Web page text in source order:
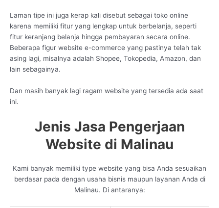
Laman tipe ini juga kerap kali disebut sebagai toko online
karena memiliki fitur yang lengkap untuk berbelanja, seperti
fitur keranjang belanja hingga pembayaran secara online.
Beberapa figur website e-commerce yang pastinya telah tak
asing lagi, misalnya adalah Shopee, Tokopedia, Amazon, dan
lain sebagainya.
Dan masih banyak lagi ragam website yang tersedia ada saat
ini.
Jenis Jasa Pengerjaan
Website di Malinau
Kami banyak memiliki type website yang bisa Anda sesuaikan
berdasar pada dengan usaha bisnis maupun layanan Anda di
Malinau. Di antaranya: